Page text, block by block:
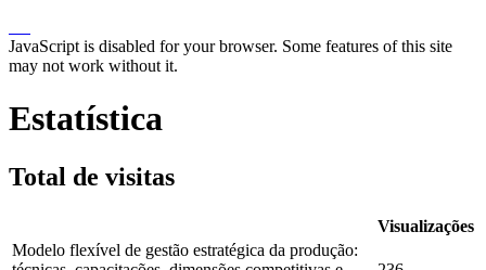
JavaScript is disabled for your browser. Some features of this site
may not work without it.
Estatística
Total de visitas
Visualizações
Modelo flexível de gestão estratégica da produção: